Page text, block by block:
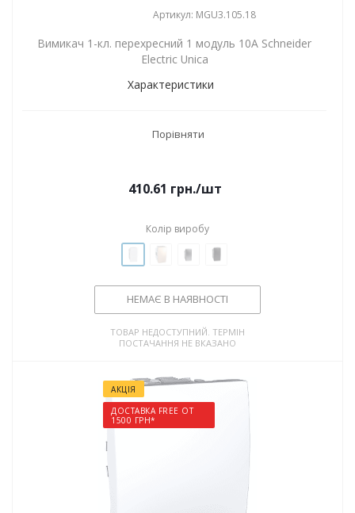
Артикул: MGU3.105.18
Вимикач 1-кл. перехресний 1 модуль 10А Schneider
Electric Unica
Характеристики
Порівняти
410.61 грн./шт
Колір виробу
НЕМАЄ В НАЯВНОСТІ
ТОВАР НЕДОСТУПНИЙ. ТЕРМІН
ПОСТАЧАННЯ НЕ ВКАЗАНО
АКЦІЯ
ДОСТАВКА FREE ОТ
1500 ГРН*